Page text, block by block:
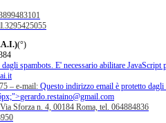
(°)
spambots. E' necessario abilitare JavaScript
– e-mail: Questo indirizzo email è protetto dagli
gerardo.restaino@gmail.com
Sforza n. 4, 00184 Roma, tel. 064884836